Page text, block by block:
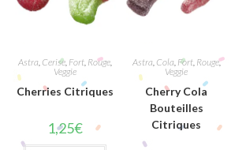
Astra Cerise Fort Rouge
Veggie
Cherries Citriques
1,25€
Astra Cola Fort, Rouge,
Veggie
Cherry Cola
Bouteilles
Citriques